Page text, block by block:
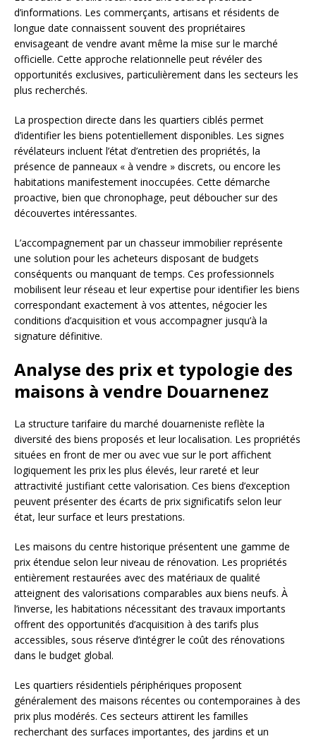
d’informations. Les commerçants, artisans et résidents de
longue date connaissent souvent des propriétaires
envisageant de vendre avant même la mise sur le marché
officielle. Cette approche relationnelle peut révéler des
opportunités exclusives, particulièrement dans les secteurs les
plus recherchés.
La prospection directe dans les quartiers ciblés permet
d’identifier les biens potentiellement disponibles. Les signes
révélateurs incluent l’état d’entretien des propriétés, la
présence de panneaux « à vendre » discrets, ou encore les
habitations manifestement inoccupées. Cette démarche
proactive, bien que chronophage, peut déboucher sur des
découvertes intéressantes.
L’accompagnement par un chasseur immobilier représente
une solution pour les acheteurs disposant de budgets
conséquents ou manquant de temps. Ces professionnels
mobilisent leur réseau et leur expertise pour identifier les biens
correspondant exactement à vos attentes, négocier les
conditions d’acquisition et vous accompagner jusqu’à la
signature définitive.
Analyse des prix et typologie des
maisons à vendre Douarnenez
La structure tarifaire du marché douarneniste reflète la
diversité des biens proposés et leur localisation. Les propriétés
situées en front de mer ou avec vue sur le port affichent
logiquement les prix les plus élevés, leur rareté et leur
attractivité justifiant cette valorisation. Ces biens d’exception
peuvent présenter des écarts de prix significatifs selon leur
état, leur surface et leurs prestations.
Les maisons du centre historique présentent une gamme de
prix étendue selon leur niveau de rénovation. Les propriétés
entièrement restaurées avec des matériaux de qualité
atteignent des valorisations comparables aux biens neufs. À
l’inverse, les habitations nécessitant des travaux importants
offrent des opportunités d’acquisition à des tarifs plus
accessibles, sous réserve d’intégrer le coût des rénovations
dans le budget global.
Les quartiers résidentiels périphériques proposent
généralement des maisons récentes ou contemporaines à des
prix plus modérés. Ces secteurs attirent les familles
recherchant des surfaces importantes, des jardins et un